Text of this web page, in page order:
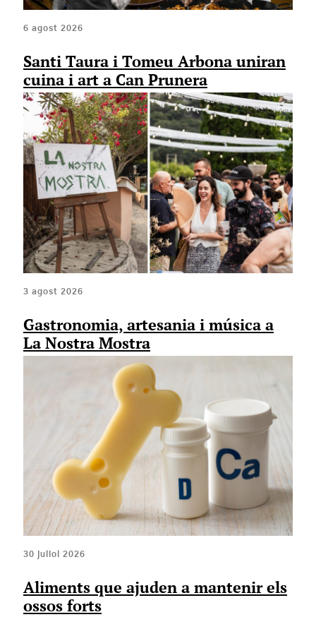
6 agost 2026
Santi Taura i Tomeu Arbona uniran
cuina i art a Can Prunera
3 agost 2026
Gastronomia, artesania i música a
La Nostra Mostra
30 juliol 2026
Aliments que ajuden a mantenir els
ossos forts